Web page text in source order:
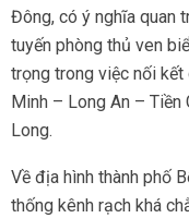
Đông, có ý nghĩa quan
tuyến phòng thủ ven
trọng trong việc nối kết
Minh – Long An – Tiền
Long.
Về địa hình thành phố
thống kênh rạch khá